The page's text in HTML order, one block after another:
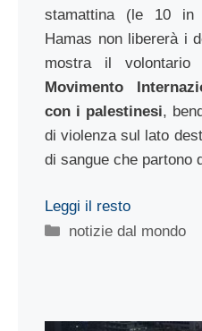
stamattina (le 10
Hamas non libererà i
mostra il volontario
Movimento
con i palestinesi,
di violenza sul lato
di sangue che partono
Leggi il resto
Categorie
notizie dal mondo